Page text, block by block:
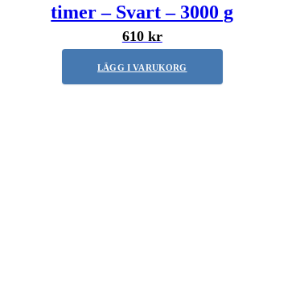
timer – Svart – 3000 g
610 kr
LÄGG I VARUKORG